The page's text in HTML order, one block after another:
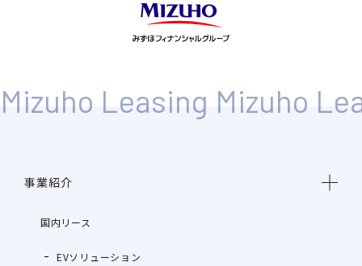
事業紹介
国内リース
EVソリューション